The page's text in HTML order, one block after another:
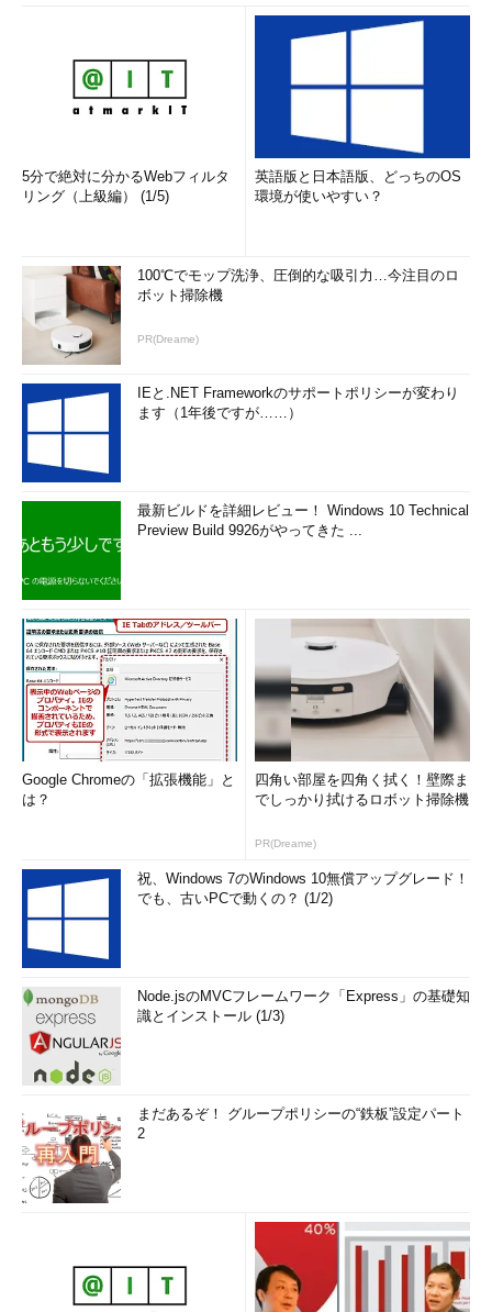
5分で絶対に分かるWebフィルタ
リング（上級編） (1/5)
英語版と日本語版、どっちのOS
環境が使いやすい？
100℃でモップ洗浄、圧倒的な吸引力…今注目のロ
ボット掃除機
PR(Dreame)
IEと.NET Frameworkのサポートポリシーが変わり
ます（1年後ですが……）
最新ビルドを詳細レビュー！ Windows 10 Technical
Preview Build 9926がやってきた ...
Google Chromeの「拡張機能」と
は？
四角い部屋を四角く拭く！壁際ま
でしっかり拭けるロボット掃除機
PR(Dreame)
祝、Windows 7のWindows 10無償アップグレード！
でも、古いPCで動くの？ (1/2)
Node.jsのMVCフレームワーク「Express」の基礎知
識とインストール (1/3)
まだあるぞ！ グループポリシーの“鉄板”設定パート
2